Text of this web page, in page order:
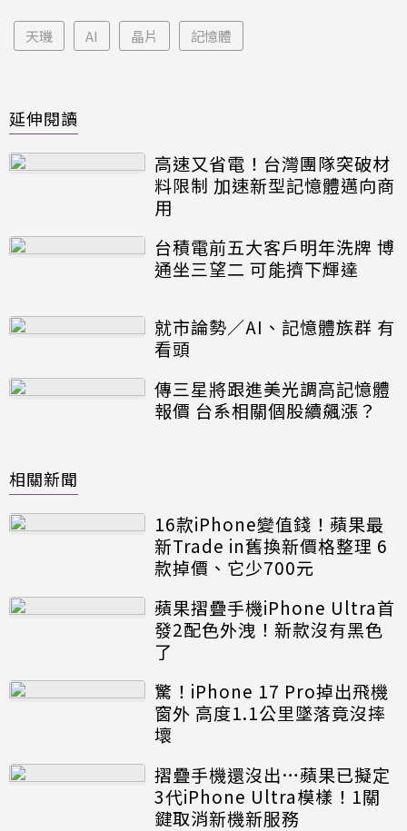
天璣 AI 晶片 記憶體
延伸閱讀
高速又省電！台灣團隊突破材
料限制 加速新型記憶體邁向商
用
台積電前五大客戶明年洗牌 博
通坐三望二 可能擠下輝達
就市論勢／AI、記憶體族群 有
看頭
傳三星將跟進美光調高記憶體
報價 台系相關個股續飆漲？
相關新聞
16款iPhone變值錢！蘋果最
新Trade in舊換新價格整理 6
款掉價、它少700元
蘋果摺疊手機iPhone Ultra首
發2配色外洩！新款沒有黑色
了
驚！iPhone 17 Pro掉出飛機
窗外 高度1.1公里墜落竟沒摔
壞
摺疊手機還沒出…蘋果已擬定
3代iPhone Ultra模樣！1關
鍵取消新機新服務